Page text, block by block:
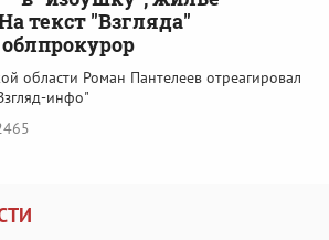
текст "Взгляда"
области Роман Пантелеев отреагировал
инфо"